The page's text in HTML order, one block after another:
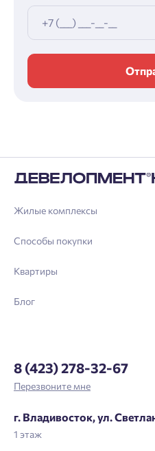
Жилые комплексы
Способы покупки
Квартиры
Блог
8 (423) 278-32-67
Перезвоните мне
г. Владивосток, ул.
1 этаж